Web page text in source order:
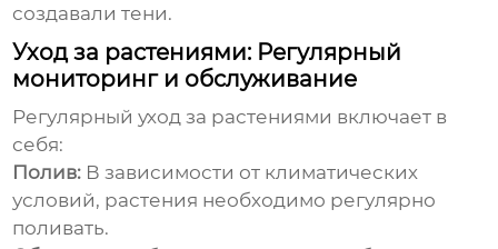
создавали тени.
Уход за растениями: Регулярный
мониторинг и обслуживание
Регулярный уход за растениями включает в
себя:
Полив: В зависимости от климатических
условий, растения необходимо регулярно
поливать.